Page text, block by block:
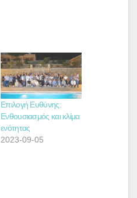
Επιλογή Ευθύνης:
Ενθουσιασμός και κλίμα
ενότητας
2023-09-05